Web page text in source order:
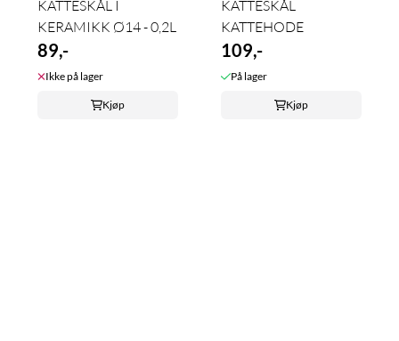
KATTESKÅL I
KERAMIKK Ø14 - 0,2L
89,-
Ikke på lager
Kjøp
KATTESKÅL
KATTEHODE
109,-
På lager
Kjøp